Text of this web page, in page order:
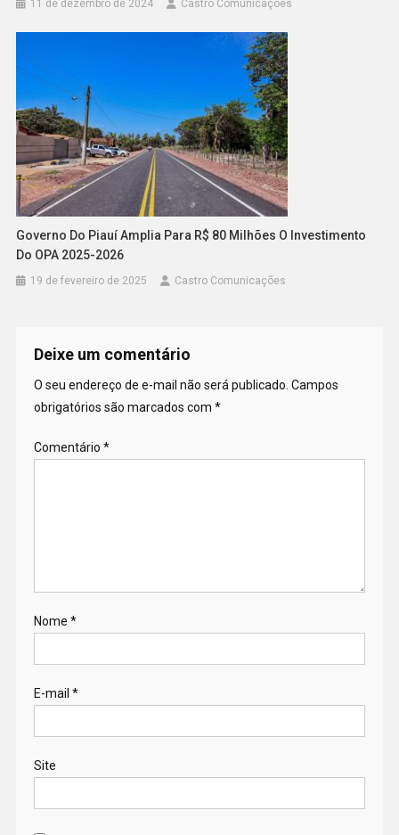
11 de dezembro de 2024 Castro Comunicações
Governo Do Piauí Amplia Para R$ 80 Milhões O Investimento
Do OPA 2025-2026
19 de fevereiro de 2025 Castro Comunicações
Deixe um comentário
O seu endereço de e-mail não será publicado. Campos
obrigatórios são marcados com *
Comentário *
Nome *
E-mail *
Site